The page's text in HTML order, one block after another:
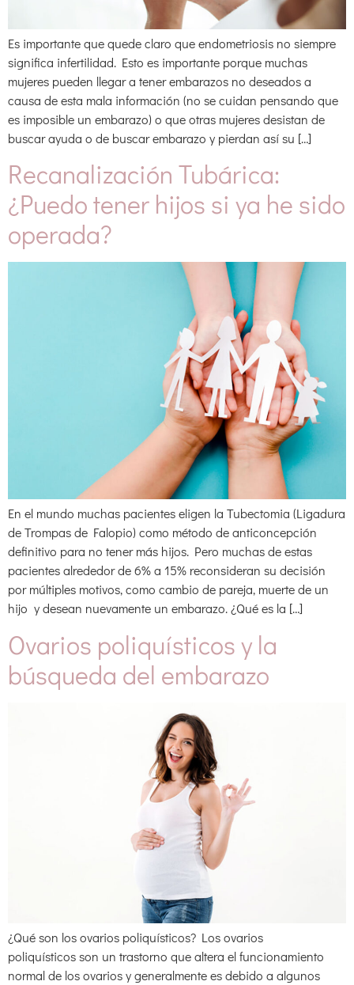
Es importante que quede claro que endometriosis no siempre
significa infertilidad. Esto es importante porque muchas
mujeres pueden llegar a tener embarazos no deseados a
causa de esta mala información (no se cuidan pensando que
es imposible un embarazo) o que otras mujeres desistan de
buscar ayuda o de buscar embarazo y pierdan así su […]
Recanalización Tubárica:
¿Puedo tener hijos si ya he sido
operada?
En el mundo muchas pacientes eligen la Tubectomia (Ligadura
de Trompas de Falopio) como método de anticoncepción
definitivo para no tener más hijos. Pero muchas de estas
pacientes alrededor de 6% a 15% reconsideran su decisión
por múltiples motivos, como cambio de pareja, muerte de un
hijo y desean nuevamente un embarazo. ¿Qué es la […]
Ovarios poliquísticos y la
búsqueda del embarazo
¿Qué son los ovarios poliquísticos? Los ovarios
poliquísticos son un trastorno que altera el funcionamiento
normal de los ovarios y generalmente es debido a algunos